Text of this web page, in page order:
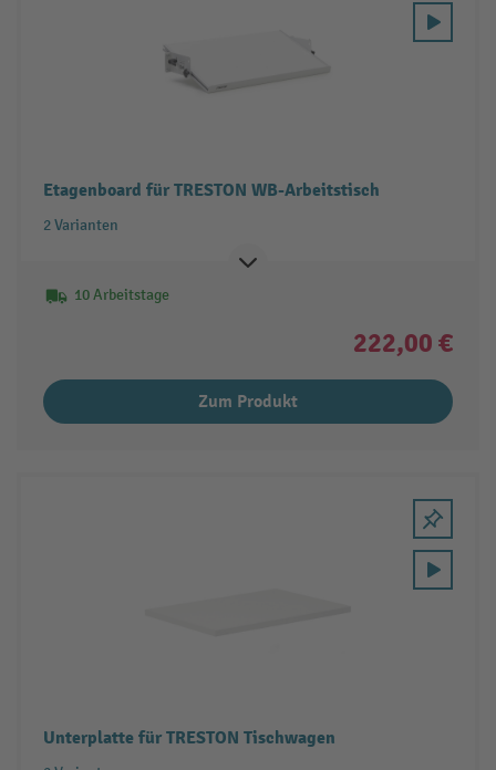
Etagenboard für TRESTON WB-Arbeitstisch
2 Varianten
10 Arbeitstage
222,00 €
Zum Produkt
Unterplatte für TRESTON Tischwagen